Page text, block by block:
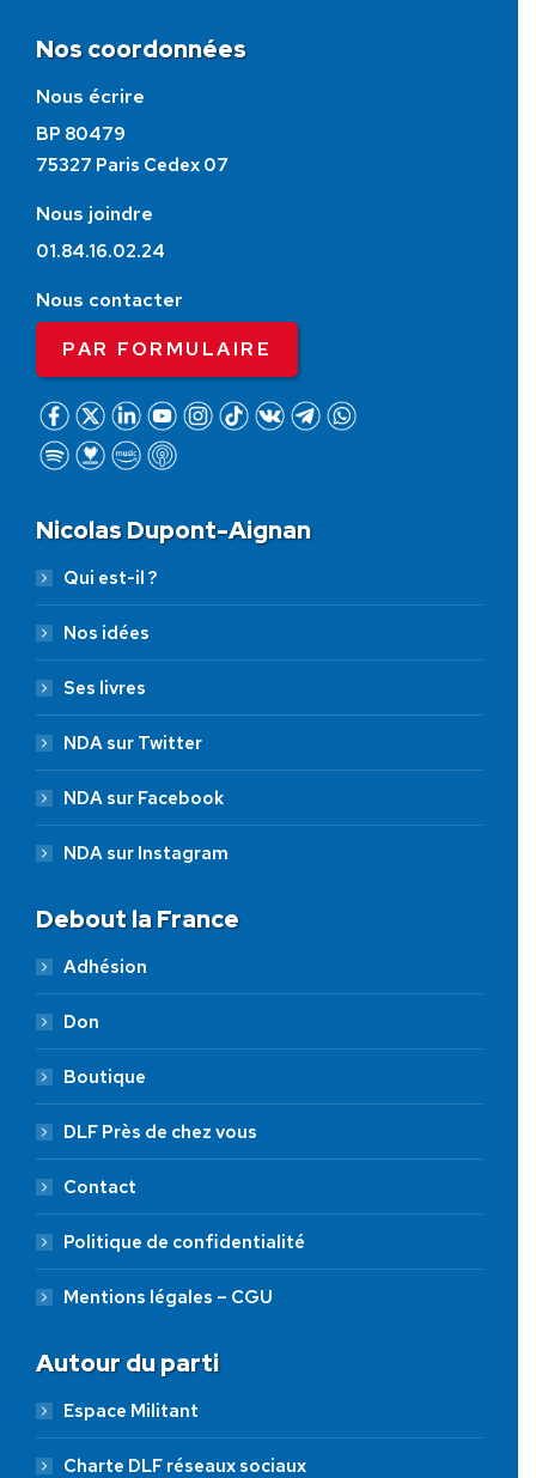
Nos coordonnées
Nous écrire
BP 80479
75327 Paris Cedex 07
Nous joindre
01.84.16.02.24
Nous contacter
PAR FORMULAIRE
Nicolas Dupont-Aignan
Qui est-il ?
Nos idées
Ses livres
NDA sur Twitter
NDA sur Facebook
NDA sur Instagram
Debout la France
Adhésion
Don
Boutique
DLF Près de chez vous
Contact
Politique de confidentialité
Mentions légales – CGU
Autour du parti
Espace Militant
Charte DLF réseaux sociaux